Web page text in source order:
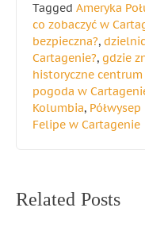
Tagged Ameryka
co zobaczyć w
bezpieczna?,
Cartagenie?, gdzie
historyczne
pogoda w
Kolumbia, Półwysep
Felipe w Cartagenie
Related Posts
Nawigacja